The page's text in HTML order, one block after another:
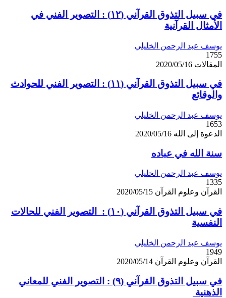
في سبيل التذوق القرآني (١٢) : التصوير الفني في
الأمثال القرآنية
يوسف عبد الرحمن الخليلي
1755
المقالات 2020/05/16
في سبيل التذوق القرآني (١١) : التصوير الفني للحوادث
والوقائع
يوسف عبد الرحمن الخليلي
1653
الدعوة إلى الله 2020/05/16
سنة الله في عباده
يوسف عبد الرحمن الخليلي
1335
القرآن وعلوم القرآن 2020/05/15
في سبيل التذوق القرآني (١٠) : التصوير الفني للحالات
النفسية
يوسف عبد الرحمن الخليلي
1949
القرآن وعلوم القرآن 2020/05/14
في سبيل التذوق القرآني (٩) : التصوير الفني للمعاني
الذهنية